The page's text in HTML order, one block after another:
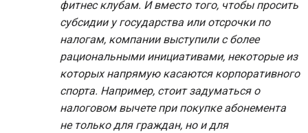
фитнес клубам. И вместо того, чтобы просить
субсидии у государства или отсрочки по
налогам, компании выступили с более
рациональными инициативами, некоторые из
которых напрямую касаются корпоративного
спорта. Например, стоит задуматься о
налоговом вычете при покупке абонемента
не только для граждан, но и для